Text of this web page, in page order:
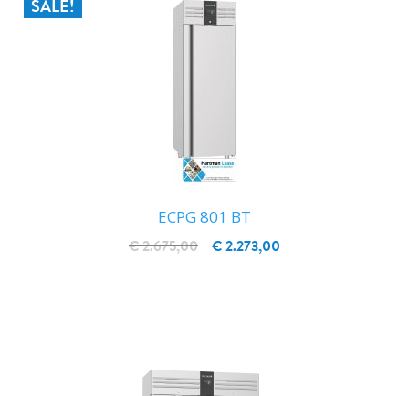
SALE!
ECPG 801 BT
€ 2.273,00
€ 2.675,00